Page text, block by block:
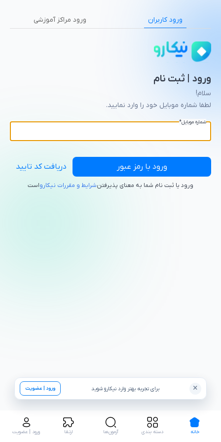
× برای تجربه بهتر وارد نیکارو شوید ورود | عضویت
ورود کاربران ورود مراکز آموزشی
ورود | ثبت نام
سلام!
لطفا شماره موبایل خود را وارد نمایید.
شماره موبایل*
دریافت کد تایید ورود با رمز عبور
ورود یا ثبت نام شما به معنای پذیرفتنشرایط و مقررات نیکارواست
خانه دسته بندی آزمون‌ها ارتقا ورود | عضویت